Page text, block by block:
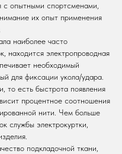
с опытными спортсменами,
их опыт применения
наиболее часто
находится электропроводная
необходимый
для фиксации укола/удара.
то есть быстрота появления
процентное соотношения
нити. Чем больше
службы электрокуртки,
подкладочной ткани,